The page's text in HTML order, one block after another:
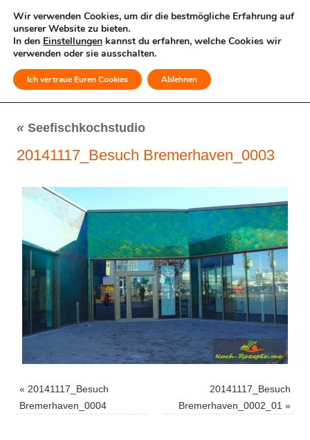
MENÜ
« Seefischkochstudio
20141117_Besuch Bremerhaven_0003
« 20141117_Besuch
Bremerhaven_0004
20141117_Besuch
Bremerhaven_0002_01 »
Wir verwenden Cookies, um dir die bestmögliche Erfahrung auf
unserer Website zu bieten.
In den Einstellungen kannst du erfahren, welche Cookies wir
verwenden oder sie ausschalten.
Ich vertraue Euren Cookies Ablehnen